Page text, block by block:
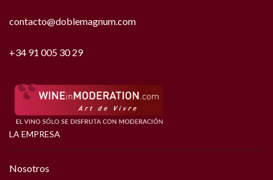
contacto@doblemagnum.com
+34 91 005 30 29
LA EMPRESA
Nosotros